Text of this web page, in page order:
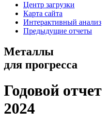
Центр загрузки
Карта сайта
Интерактивный анализ
Предыдущие отчеты
Металлы
для прогресса
Годовой отчет
2024